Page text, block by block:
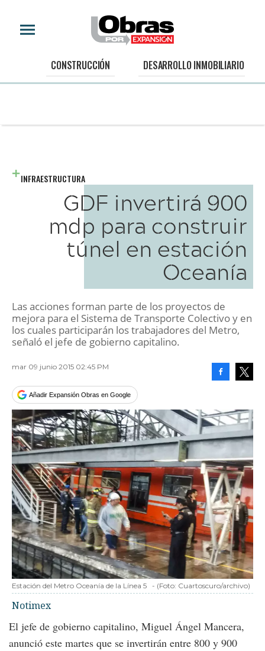
CONSTRUCCIÓN DESARROLLO INMOBILIARIO
INFRAESTRUCTURA
GDF invertirá 900
mdp para construir
túnel en estación
Oceanía
Las acciones forman parte de los proyectos de
mejora para el Sistema de Transporte Colectivo y en
los cuales participarán los trabajadores del Metro,
señaló el jefe de gobierno capitalino.
mar 09 junio 2015 02:45 PM
Añadir Expansión Obras en Google
Estación del Metro Oceanía de la Línea 5 - (Foto: Cuartoscuro/archivo)
Notimex
El jefe de gobierno capitalino, Miguel Ángel Mancera,
anunció este martes que se invertirán entre 800 y 900